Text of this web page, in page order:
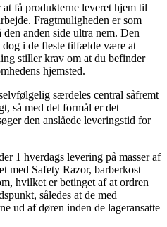
få produkterne leveret hjem til
Fragtmuligheden er som
anden side ultra nem. Den
dog i de fleste tilfælde være at
stiller krav om at du befinder
hjemsted.
særdeles central såfremt
så med det formål er det
den anslåede leveringstid for
1 hverdags levering på masser af
med Safety Razor, barberkost
hvilket er betinget af at ordren
således at de med
ud af døren inden de lageransatte